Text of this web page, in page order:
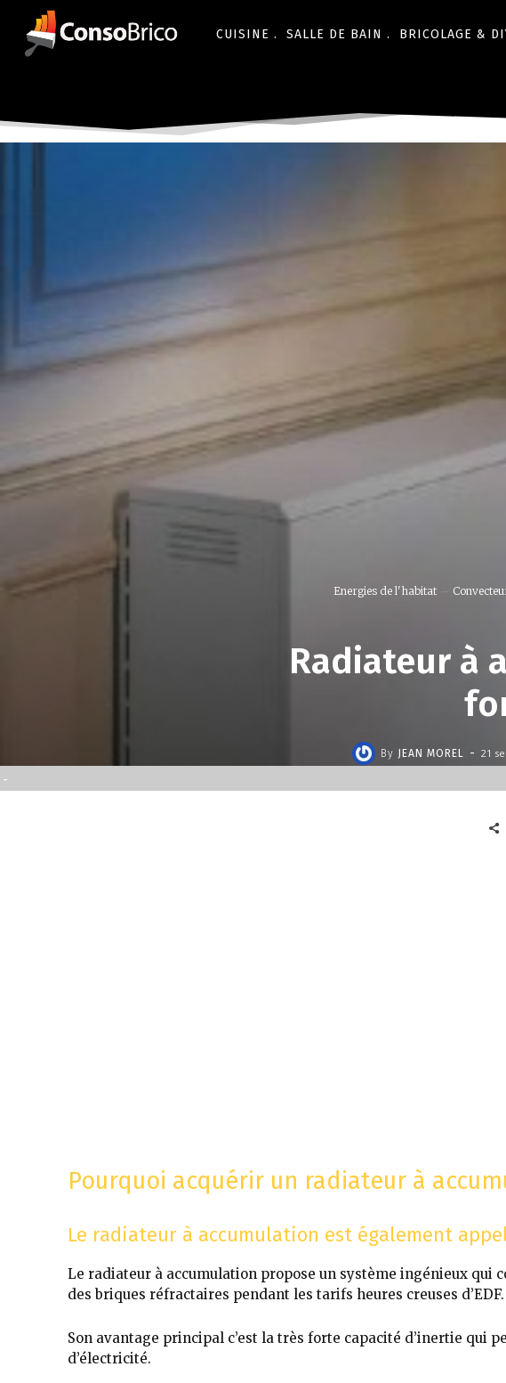
CUISINE . SALLE DE BAIN . BRICOLAGE &
-
Energies de l'habitat
Radiateur à
By JEAN MOREL - 21
Pourquoi acquérir un radiateur à
Le radiateur à accumulation est également
Le radiateur à accumulation propose un système ingénieux qui
des briques réfractaires pendant les tarifs heures creuses d’EDF.
Son avantage principal c’est la très forte capacité d’inertie qui
d’électricité.